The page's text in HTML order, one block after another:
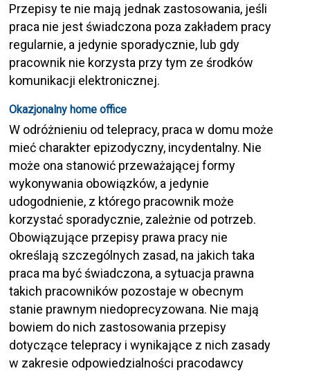
Przepisy te nie mają jednak zastosowania, jeśli
praca nie jest świadczona poza zakładem pracy
regularnie, a jedynie sporadycznie, lub gdy
pracownik nie korzysta przy tym ze środków
komunikacji elektronicznej.
Okazjonalny home office
W odróżnieniu od telepracy, praca w domu może
mieć charakter epizodyczny, incydentalny. Nie
może ona stanowić przeważającej formy
wykonywania obowiązków, a jedynie
udogodnienie, z którego pracownik może
korzystać sporadycznie, zależnie od potrzeb.
Obowiązujące przepisy prawa pracy nie
określają szczególnych zasad, na jakich taka
praca ma być świadczona, a sytuacja prawna
takich pracowników pozostaje w obecnym
stanie prawnym niedoprecyzowana. Nie mają
bowiem do nich zastosowania przepisy
dotyczące telepracy i wynikające z nich zasady
w zakresie odpowiedzialności pracodawcy